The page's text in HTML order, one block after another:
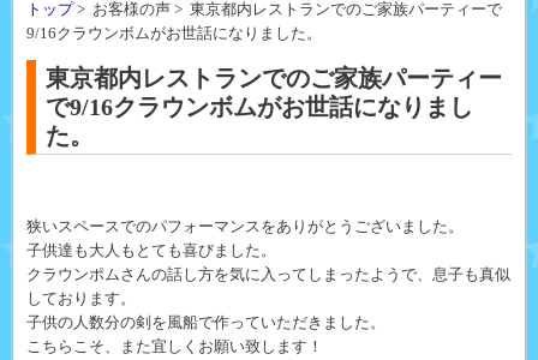
トップ> お客様の声 > 東京都内レストランでのご家族パーティーで
9/16クラウンボムがお世話になりました。
東京都内レストランでのご家族パーティー
で9/16クラウンボムがお世話になりまし
た。
狭いスペースでのパフォーマンスをありがとうございました。
子供達も大人もとても喜びました。
クラウンポムさんの話し方を気に入ってしまったようで、息子も真似
しております。
子供の人数分の剣を風船で作っていただきました。
こちらこそ、また宜しくお願い致します！